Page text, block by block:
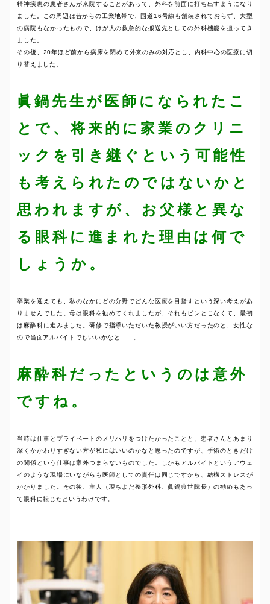
精神疾患の患者さんが来院することがあって、外科を前面に打ち出すようになり
ました。この周辺は昔からの工業地帯で、国道16号線も舗装されておらず、大型
の病院もなかったもので、けが人の救急的な搬送先としての外科機能を担ってき
ました。
その後、20年ほど前から病床を閉めて外来のみの対応とし、内科中心の医療に切
り替えました。
眞鍋先生が医師になられたこ
とで、将来的に家業のクリニ
ックを引き継ぐという可能性
も考えられたのではないかと
思われますが、お父様と異な
る眼科に進まれた理由は何で
しょうか。
卒業を迎えても、私のなかにどの分野でどんな医療を目指すという深い考えがあ
りませんでした。母は眼科を勧めてくれましたが、それもピンとこなくて、最初
は麻酔科に進みました。研修で指導いただいた教授がいい方だったのと、女性な
ので当面アルバイトでもいいかなと……。
麻酔科だったというのは意外
ですね。
当時は仕事とプライベートのメリハリをつけたかったことと、患者さんとあまり
深くかかわりすぎない方が私にはいいのかなと思ったのですが、手術のときだけ
の関係という仕事は案外つまらないものでした。しかもアルバイトというアウェ
イのような現場にいながらも医師としての責任は同じですから、結構ストレスが
かかりました。その後、主人（現ちよだ整形外科、眞鍋典世院長）の勧めもあっ
て眼科に転じたというわけです。